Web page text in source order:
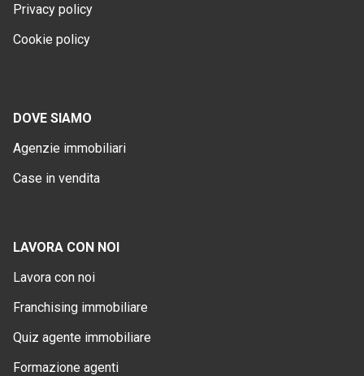
Privacy policy
Cookie policy
DOVE SIAMO
Agenzie immobiliari
Case in vendita
LAVORA CON NOI
Lavora con noi
Franchising immobiliare
Quiz agente immobiliare
Formazione agenti